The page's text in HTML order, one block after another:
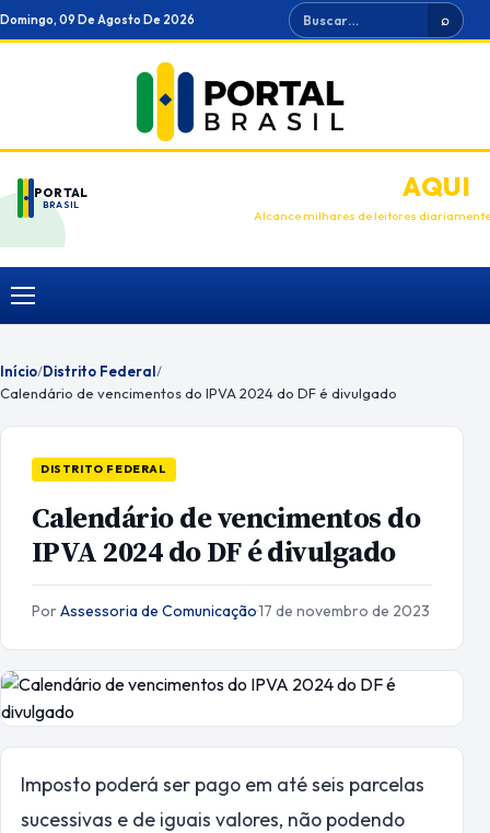
Ir
para
Domingo, 09 De Agosto De 2026 Buscar ⌕
PORTAL
BRASIL
ANUNCIEAQUI
Alcance milhares de leitores diariamente
Menu
Início/Distrito Federal/
Calendário de vencimentos do IPVA 2024 do DF é divulgado
DISTRITO FEDERAL
Calendário de vencimentos do
IPVA 2024 do DF é divulgado
PorAssessoria de Comunicação·17 de novembro de 2023
Imposto poderá ser pago em até seis parcelas
sucessivas e de iguais valores, não podendo